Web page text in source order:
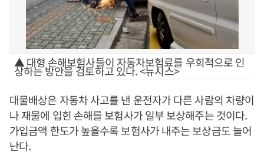
▲ 대형 손해보험사들이 자동차보험료를 우회적으로 인
상하는 방안을 검토하고 있다. <뉴시스>
대물배상은 자동차 사고를 낸 운전자가 다른 사람의 차량이
나 재물에 입힌 손해를 보험사가 일부 보상해주는 것이다.
가입금액 한도가 높을수록 보험사가 내주는 보상금도 늘어
난다.